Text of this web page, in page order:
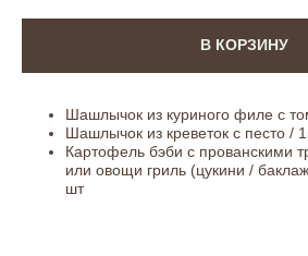
В КОРЗИНУ
Шашлычок из куриного филе с
Шашлычок из креветок с песто /
Картофель бэби с прованскими
или овощи гриль (цукини /
шт